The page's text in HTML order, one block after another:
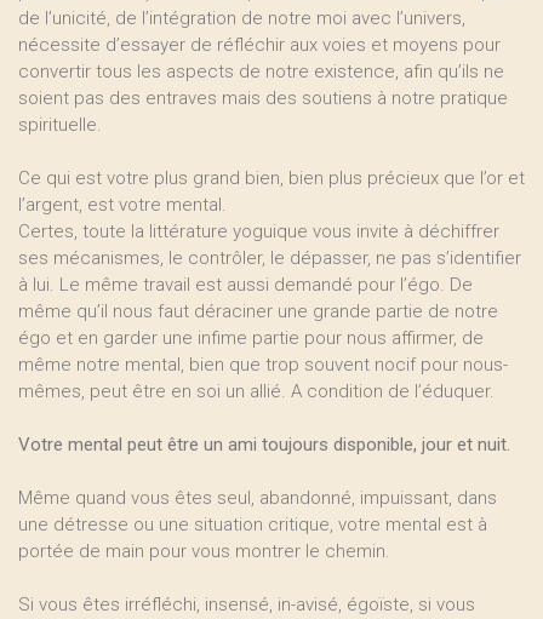
de l’unicité, de l’intégration de notre moi avec l’univers,
nécessite d’essayer de réfléchir aux voies et moyens pour
convertir tous les aspects de notre existence, afin qu’ils ne
soient pas des entraves mais des soutiens à notre pratique
spirituelle.
Ce qui est votre plus grand bien, bien plus précieux que l’or et
l’argent, est votre mental.
Certes, toute la littérature yoguique vous invite à déchiffrer
ses mécanismes, le contrôler, le dépasser, ne pas s’identifier
à lui. Le même travail est aussi demandé pour l’égo. De
même qu’il nous faut déraciner une grande partie de notre
égo et en garder une infime partie pour nous affirmer, de
même notre mental, bien que trop souvent nocif pour nous-
mêmes, peut être en soi un allié. A condition de l’éduquer.
Votre mental peut être un ami toujours disponible, jour et nuit.
Même quand vous êtes seul, abandonné, impuissant, dans
une détresse ou une situation critique, votre mental est à
portée de main pour vous montrer le chemin.
Si vous êtes irréfléchi, insensé, in-avisé, égoïste, si vous